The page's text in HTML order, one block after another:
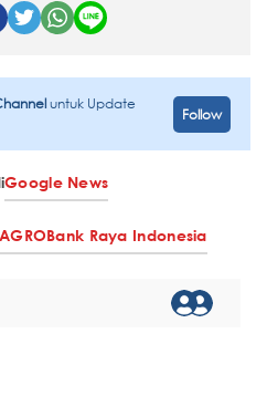
untuk Update
Follow
Google News
Bank Raya Indonesia